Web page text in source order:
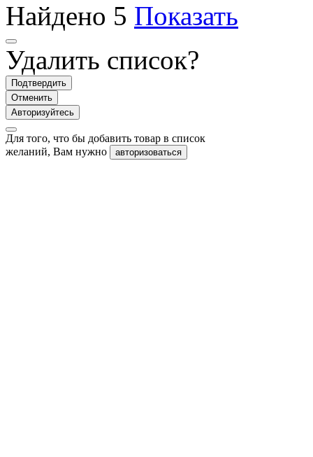
Найдено 5 Показать
Удалить список?
Подтвердить
Отменить
Авторизуйтесь
Для того, что бы добавить товар в список
желаний, Вам нужно
авторизоваться